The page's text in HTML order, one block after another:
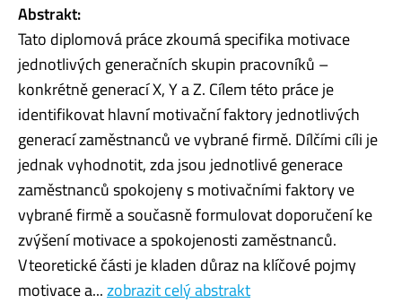
Abstrakt:
Tato diplomová práce zkoumá specifika motivace
jednotlivých generačních skupin pracovníků –
konkrétně generací X, Y a Z. Cílem této práce je
identifikovat hlavní motivační faktory jednotlivých
generací zaměstnanců ve vybrané firmě. Dílčími cíli je
jednak vyhodnotit, zda jsou jednotlivé generace
zaměstnanců spokojeny s motivačními faktory ve
vybrané firmě a současně formulovat doporučení ke
zvýšení motivace a spokojenosti zaměstnanců.
V teoretické části je kladen důraz na klíčové pojmy
motivace a...zobrazit celý abstrakt